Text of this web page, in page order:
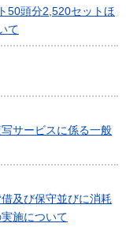
50頭分2,520セットほ
て
サービスに係る一般
及び保守並びに消耗
施について